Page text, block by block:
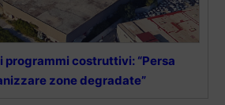
programmi costruttivi: “Persa
zone degradate”